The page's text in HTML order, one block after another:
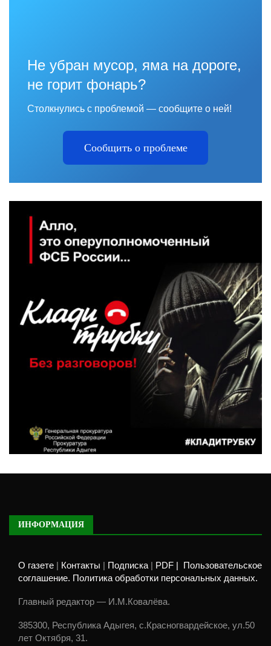
Не убран мусор, яма на дороге,
не горит фонарь?
Столкнулись с проблемой — сообщите о ней!
Сообщить о проблеме
ИНФОРМАЦИЯ
О газете Контакты Подписка PDF |
Пользовательское
соглашение. Политика обработки персональных данных.
Главный редактор — И.М.Ковалёва.
385300, Республика Адыгея, с.Красногвардейское, ул.50
лет Октября, 31.